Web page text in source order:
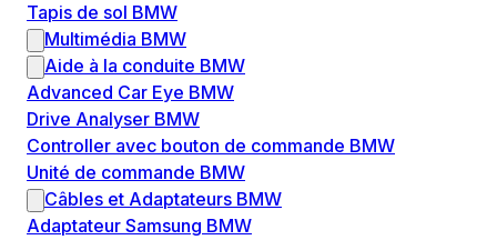
Tapis de sol BMW
Multimédia BMW
Aide à la conduite BMW
Advanced Car Eye BMW
Drive Analyser BMW
Controller avec bouton de commande BMW
Unité de commande BMW
Câbles et Adaptateurs BMW
Adaptateur Samsung BMW